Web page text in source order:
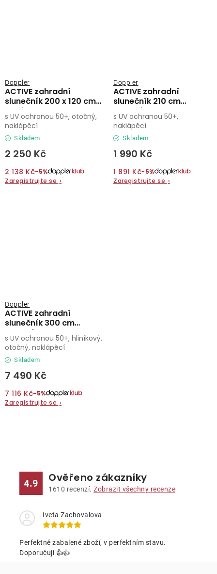
ACTIVE zahradní
slunečník 200 x 120 cm
šedá
Doppler
Skladem
2 250 Kč
2 138 Kč−5%
Zaregistrujte se ›
s UV ochranou 50+, otočný,
naklápěcí
ACTIVE zahradní
slunečník 210 cm
antracit
Doppler
Skladem
1 990 Kč
1 891 Kč−5%
Zaregistrujte se ›
s UV ochranou 50+,
naklápěcí
ACTIVE zahradní
slunečník 300 cm
antracit
Doppler
Skladem
7 490 Kč
7 116 Kč−5%
Zaregistrujte se ›
s UV ochranou 50+, hliníkový,
otočný, naklápěcí
4.9 Ověřeno zákazníky
1610 recenzí. Zobrazit všechny recenze
Iveta Zachovalova
Perfektně zabalené zboží, v perfektním stavu.
Doporučuji 👍👍